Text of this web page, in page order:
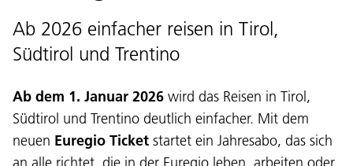
Ab 2026 einfacher reisen in Tirol,
Südtirol und Trentino
Ab dem 1. Januar 2026 wird das Reisen in Tirol,
Südtirol und Trentino deutlich einfacher. Mit dem
neuen Euregio Ticket startet ein Jahresabo, das sich